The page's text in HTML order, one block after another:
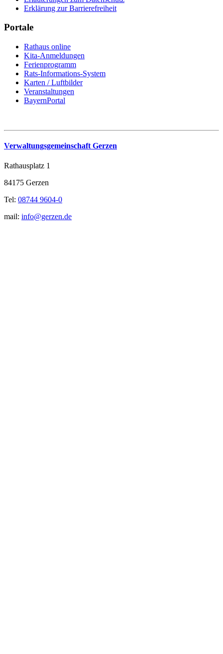
Erklärung zur Barrierefreiheit
Portale
Rathaus online
Kita-Anmeldungen
Ferienprogramm
Rats-Informations-System
Karten / Luftbilder
Veranstaltungen
BayernPortal
Verwaltungsgemeinschaft Gerzen
Rathausplatz 1
84175 Gerzen
Tel: 08744 9604-0
mail: info@gerzen.de